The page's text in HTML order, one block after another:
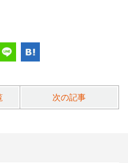
次の記事